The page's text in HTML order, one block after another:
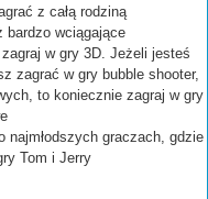
z całą rodziną
bardzo wciągające
w gry 3D. Jeżeli jesteś
zagrać w gry bubble shooter,
to koniecznie zagraj w gry
najmłodszych graczach, gdzie
Tom i Jerry